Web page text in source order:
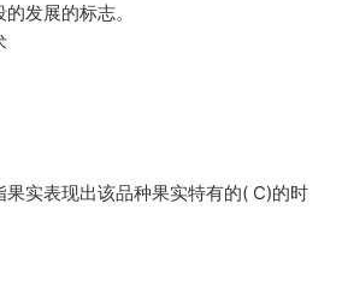
发展的标志。
实表现出该品种果实特有的( C)的时